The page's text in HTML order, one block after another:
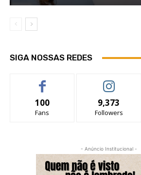
SIGA NOSSAS REDES
100
Fans
9,373
Followers
- Anúncio Institucional -